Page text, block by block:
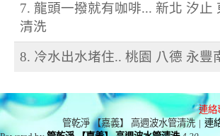
7. 龍頭一撥就有咖啡... 新北 汐止
清洗
8. 冷水出水堵住.. 桃園 八德 永豐
連絡
管乾淨 【嘉義】 高週波水管清洗 | 連